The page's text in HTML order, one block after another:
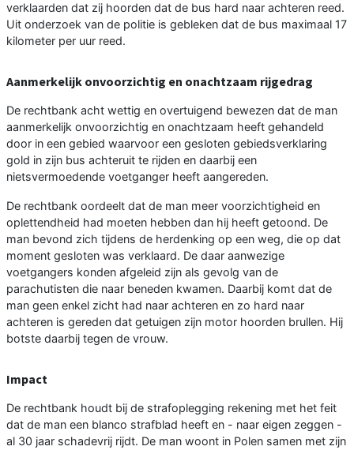
verklaarden dat zij hoorden dat de bus hard naar achteren reed.
Uit onderzoek van de politie is gebleken dat de bus maximaal 17
kilometer per uur reed.
Aanmerkelijk onvoorzichtig en onachtzaam rijgedrag
De rechtbank acht wettig en overtuigend bewezen dat de man
aanmerkelijk onvoorzichtig en onachtzaam heeft gehandeld
door in een gebied waarvoor een gesloten gebiedsverklaring
gold in zijn bus achteruit te rijden en daarbij een
nietsvermoedende voetganger heeft aangereden.
De rechtbank oordeelt dat de man meer voorzichtigheid en
oplettendheid had moeten hebben dan hij heeft getoond. De
man bevond zich tijdens de herdenking op een weg, die op dat
moment gesloten was verklaard. De daar aanwezige
voetgangers konden afgeleid zijn als gevolg van de
parachutisten die naar beneden kwamen. Daarbij komt dat de
man geen enkel zicht had naar achteren en zo hard naar
achteren is gereden dat getuigen zijn motor hoorden brullen. Hij
botste daarbij tegen de vrouw.
Impact
De rechtbank houdt bij de strafoplegging rekening met het feit
dat de man een blanco strafblad heeft en - naar eigen zeggen -
al 30 jaar schadevrij rijdt. De man woont in Polen samen met zijn